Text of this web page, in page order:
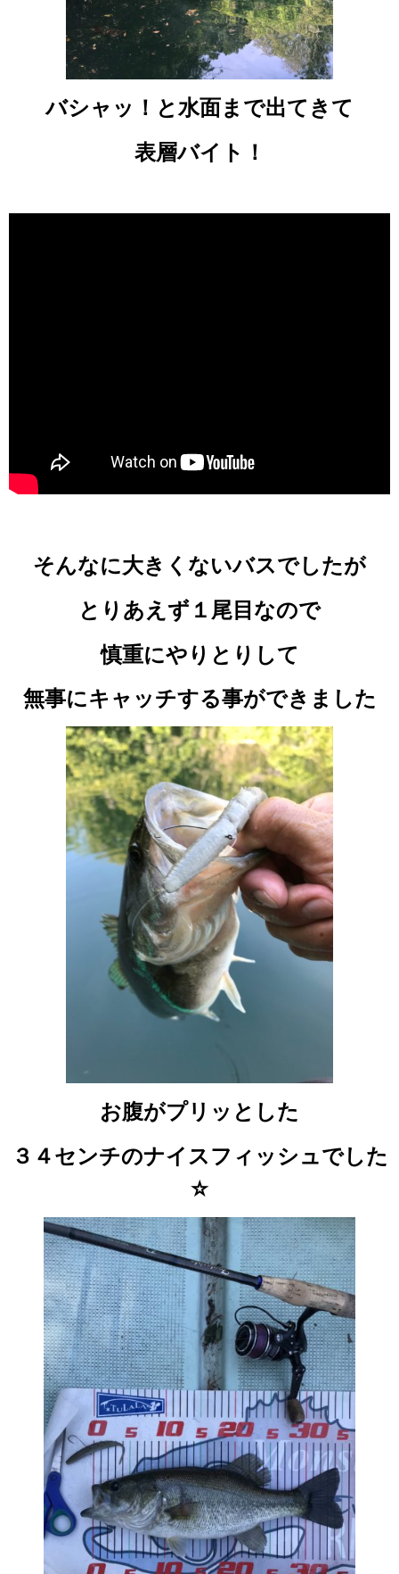
バシャッ！と水面まで出てきて
表層バイト！
そんなに大きくないバスでしたが
とりあえず１尾目なので
慎重にやりとりして
無事にキャッチする事ができました
お腹がプリッとした
３４センチのナイスフィッシュでした
☆